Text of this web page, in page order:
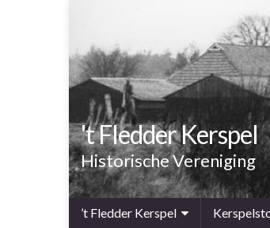
't Fledder Kerspel
Historische Vereniging
’t Fledder Kerspel